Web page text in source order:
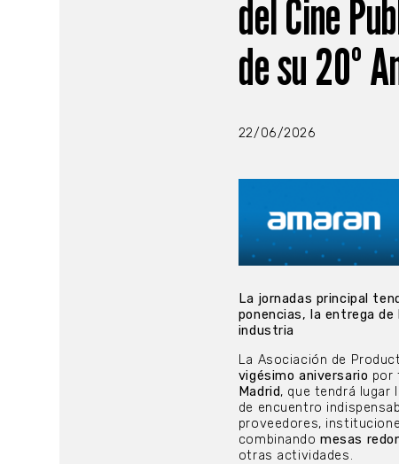
del Cine
de su 20º
22/06/2026
La jornadas principal
ponencias, la entrega
industria
La Asociación de
vigésimo aniversario por
Madrid, que tendrá lugar
de encuentro
proveedores,
combinandomesas
otras actividades.